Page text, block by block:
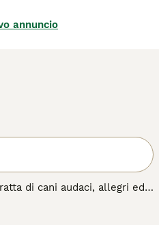
annuncio
di cani audaci, allegri ed